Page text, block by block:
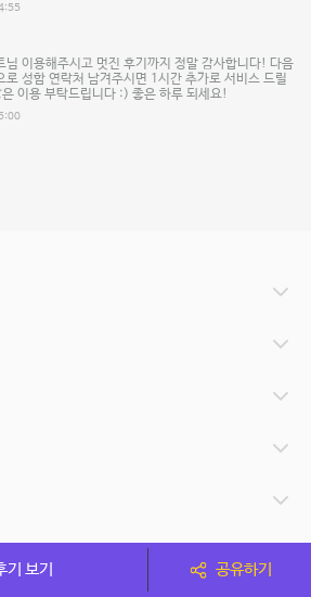
님 이용해주시고 멋진 후기까지 정말 감사합니다! 다음
로 성함 연락처 남겨주시면 1시간 추가로 서비스 드릴
이용 부탁드립니다 :) 좋은 하루 되세요!
기 보기 공유하기